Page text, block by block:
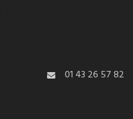
01 43 26 57 82